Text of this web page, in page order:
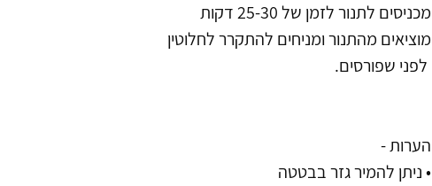
מכניסים לתנור לזמן של 25-30 דקות
מוציאים מהתנור ומניחים להתקרר לחלוטין
הערות -
• ניתן להמיר גזר בבטטה